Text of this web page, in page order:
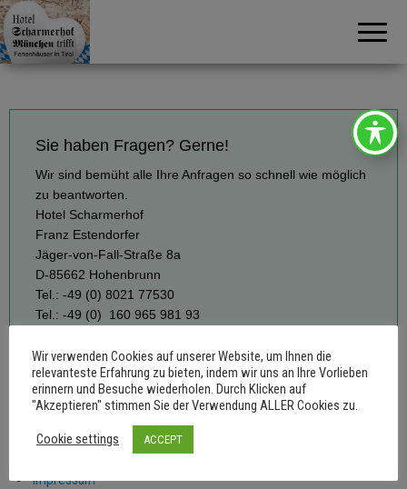
77530
Sie haben Fragen? Gerne!
Wir sind bemüht alle Ihre Anfragen so schnell wie möglich
zu beantworten.
Hotel Scharmerhof
Franz Estendorfer
Jäger-von-Fall-Straße 8a
D-85662 Hohenbrunn
Tel.: -49 (0) 8021 77530
Tel.: -49 (0) 160 965 981 93
Impressum
Wir verwenden Cookies auf unserer Website, um Ihnen die
relevanteste Erfahrung zu bieten, indem wir uns an Ihre Vorlieben
erinnern und Besuche wiederholen. Durch Klicken auf
"Akzeptieren" stimmen Sie der Verwendung ALLER Cookies zu.
Cookie settings ACCEPT